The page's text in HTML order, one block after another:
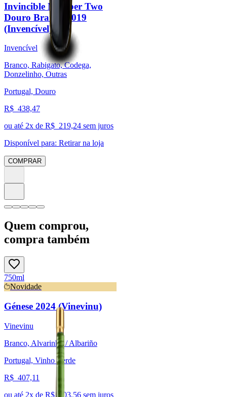
Invincible Number Two
Douro Branco 2019
(Invencível)
Invencível
Branco, Rabigato, Codega,
Donzelinho, Outras
Portugal, Douro
R$ 438,47
ou até 2x de R$ 219,24 sem juros
Disponível para: Retirar na loja
COMPRAR
Quem comprou,
compra também
750ml
Novidade
Génese 2024 (Vinevinu)
Vinevinu
Branco, Alvarinho / Albariño
Portugal, Vinho Verde
R$ 407,11
ou até 2x de R$ 203,56 sem juros